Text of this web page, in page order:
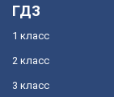
ГДЗ
1 класс
2 класс
3 класс